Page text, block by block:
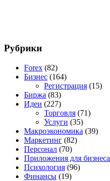
Рубрики
Forex (82)
Бизнес (164)
Регистрация (15)
Биржа (83)
Идеи (227)
Торговля (71)
Услуги (35)
Макроэкономика (39)
Маркетинг (82)
Персонал (70)
Приложения для бизнеса
Психология (96)
Финансы (19)